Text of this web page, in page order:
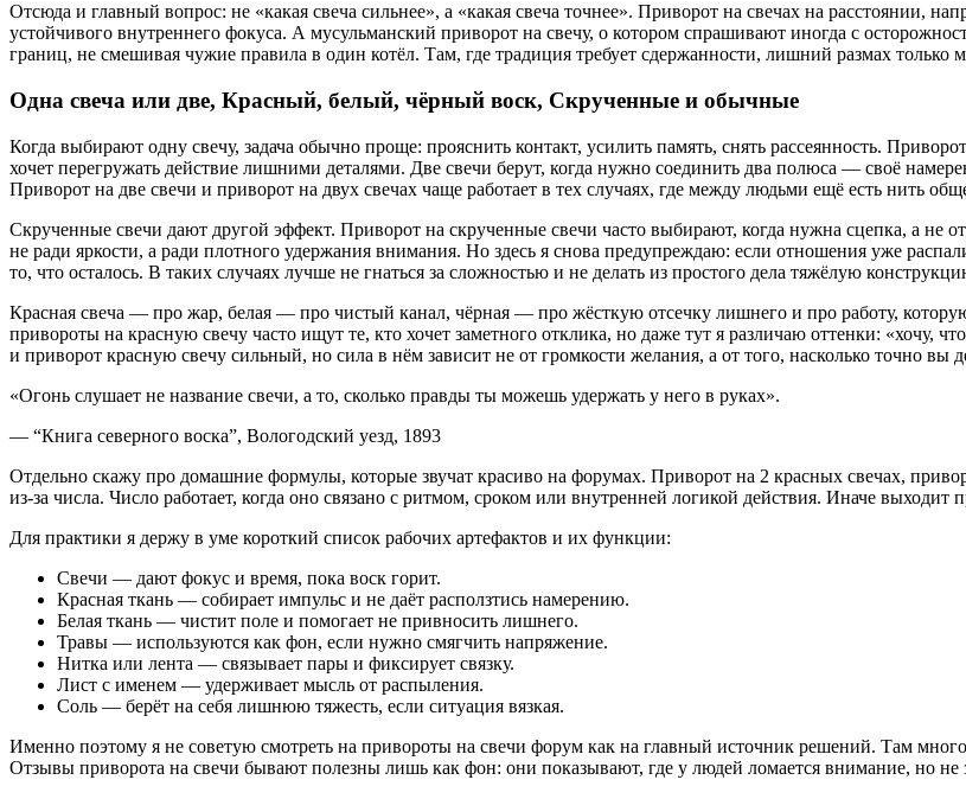
Отсюда и главный вопрос: не «какая свеча сильнее», а «какая свеча точнее». Приворот на свечах на расстоянии,
устойчивого внутреннего фокуса. А мусульманский приворот на свечу, о котором спрашивают иногда с
границ, не смешивая чужие правила в один котёл. Там, где традиция требует сдержанности, лишний размах только
Одна свеча или две, Красный, белый, чёрный воск, Скрученные и обычные
Когда выбирают одну свечу, задача обычно проще: прояснить контакт, усилить память, снять рассеянность.
хочет перегружать действие лишними деталями. Две свечи берут, когда нужно соединить два полюса — своё
Приворот на две свечи и приворот на двух свечах чаще работает в тех случаях, где между людьми ещё есть нить
Скрученные свечи дают другой эффект. Приворот на скрученные свечи часто выбирают, когда нужна сцепка, а
не ради яркости, а ради плотного удержания внимания. Но здесь я снова предупреждаю: если отношения уже
то, что осталось. В таких случаях лучше не гнаться за сложностью и не делать из простого дела тяжёлую
Красная свеча — про жар, белая — про чистый канал, чёрная — про жёсткую отсечку лишнего и про работу,
привороты на красную свечу часто ищут те, кто хочет заметного отклика, но даже тут я различаю оттенки: «хочу,
и приворот красную свечу сильный, но сила в нём зависит не от громкости желания, а от того, насколько точно
«Огонь слушает не название свечи, а то, сколько правды ты можешь удержать у него в руках».
— “Книга северного воска”, Вологодский уезд, 1893
Отдельно скажу про домашние формулы, которые звучат красиво на форумах. Приворот на 2 красных свечах,
из-за числа. Число работает, когда оно связано с ритмом, сроком или внутренней логикой действия. Иначе выходит
Для практики я держу в уме короткий список рабочих артефактов и их функции:
Свечи — дают фокус и время, пока воск горит.
Красная ткань — собирает импульс и не даёт расползтись намерению.
Белая ткань — чистит поле и помогает не привносить лишнего.
Травы — используются как фон, если нужно смягчить напряжение.
Нитка или лента — связывает пары и фиксирует связку.
Лист с именем — удерживает мысль от распыления.
Соль — берёт на себя лишнюю тяжесть, если ситуация вязкая.
Именно поэтому я не советую смотреть на привороты на свечи форум как на главный источник решений. Там
Отзывы приворота на свечи бывают полезны лишь как фон: они показывают, где у людей ломается внимание, но не